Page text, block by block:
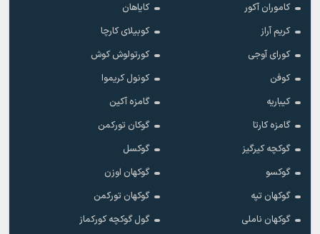
کاموران آکور
کایاهان
کریم آراز
کوبیلای کارچا
کورای آوجی
کورتولوش کوش
کوفن
کونول کریموا
کیباریه
گامزه آکین
گامزه کارتا
گوکان تورکمن
گوکچه کیرگیز
گوکسل
گوکسو
گوکهان اوزن
گوکهان تپه
گوکهان تورکمن
گوکهان ناملی
گول گوکچه کورکماز